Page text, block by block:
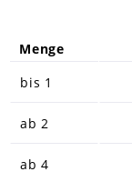
Menge
bis 1
ab2
ab4